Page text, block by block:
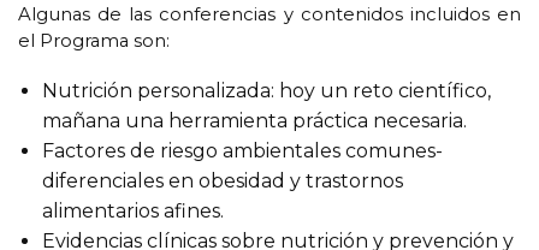
Algunas de las conferencias y contenidos incluidos en
el Programa son:
Nutrición personalizada: hoy un reto científico,
mañana una herramienta práctica necesaria.
Factores de riesgo ambientales comunes-
diferenciales en obesidad y trastornos
alimentarios afines.
Evidencias clínicas sobre nutrición y prevención y